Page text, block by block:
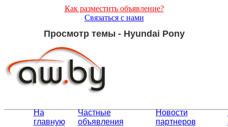
Как разместить объявление?
Связаться с нами
Просмотр темы - Hyundai Pony
На
главную
Частные
объявления
Новости
партнеров